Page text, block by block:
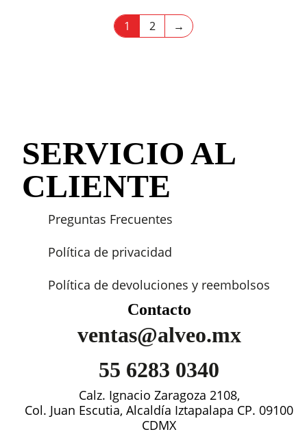
1 2 →
SERVICIO AL
CLIENTE
Preguntas Frecuentes
Política de privacidad
Política de devoluciones y reembolsos
Contacto
ventas@alveo.mx
55 6283 0340
Calz. Ignacio Zaragoza 2108,
Col. Juan Escutia, Alcaldía Iztapalapa CP. 09100
CDMX